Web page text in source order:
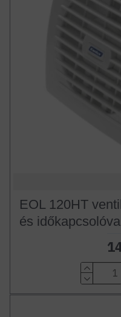
EOL 120HT
és időkapcsolóval